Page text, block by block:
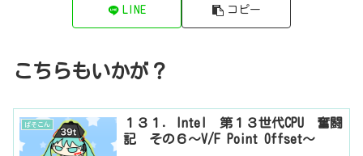
LINE コピー
こちらもいかが？
ぱそこん
１３１．Intel 第１３世代CPU 奮闘
記 その６〜V/F Point Offset〜